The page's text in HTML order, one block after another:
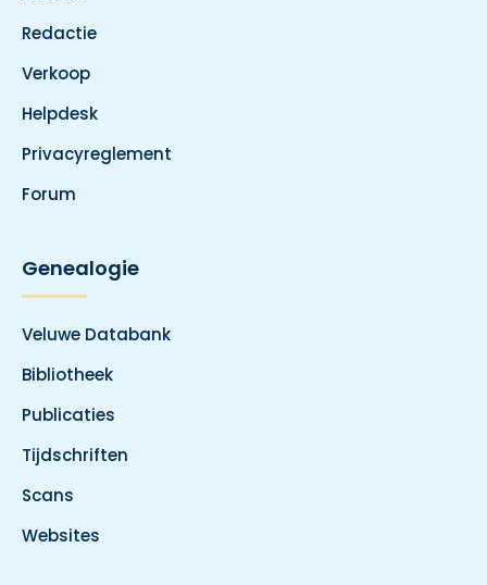
Redactie
Verkoop
Helpdesk
Privacyreglement
Forum
Genealogie
Veluwe Databank
Bibliotheek
Publicaties
Tijdschriften
Scans
Websites